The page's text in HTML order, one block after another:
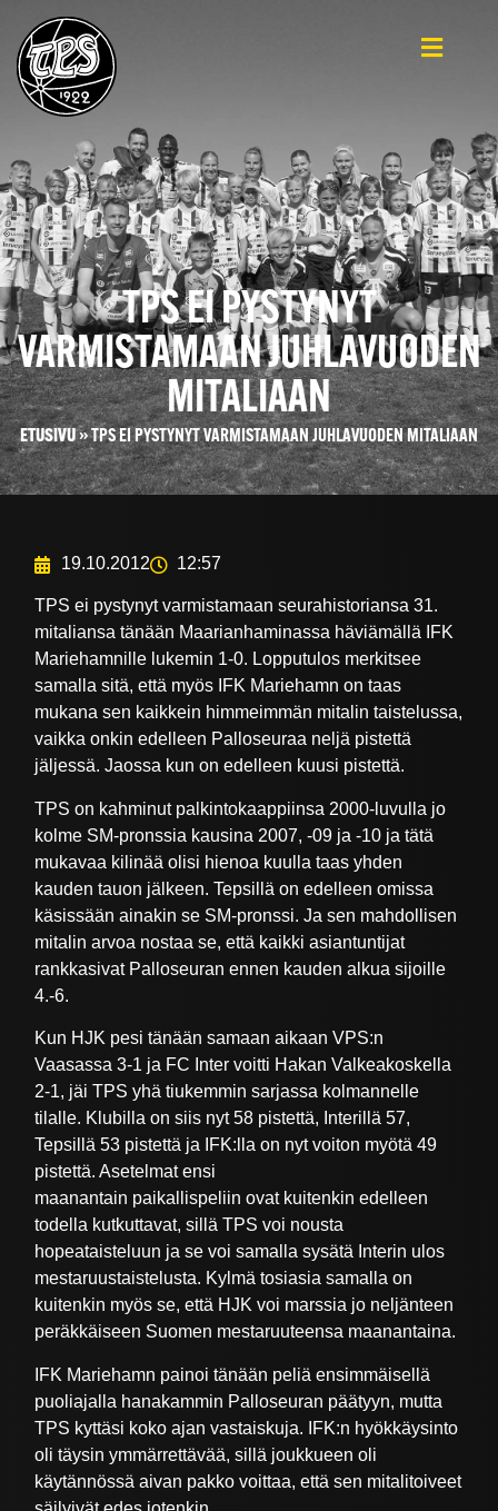
TPS EI PYSTYNYT
VARMISTAMAAN JUHLAVUODEN
MITALIAAN
ETUSIVU»TPS EI PYSTYNYT VARMISTAMAAN JUHLAVUODEN MITALIAAN
19.10.2012 12:57
TPS ei pystynyt varmistamaan seurahistoriansa 31.
mitaliansa tänään Maarianhaminassa häviämällä IFK
Mariehamnille lukemin 1-0. Lopputulos merkitsee
samalla sitä, että myös IFK Mariehamn on taas
mukana sen kaikkein himmeimmän mitalin taistelussa,
vaikka onkin edelleen Palloseuraa neljä pistettä
jäljessä. Jaossa kun on edelleen kuusi pistettä.
TPS on kahminut palkintokaappiinsa 2000-luvulla jo
kolme SM-pronssia kausina 2007, -09 ja -10 ja tätä
mukavaa kilinää olisi hienoa kuulla taas yhden
kauden tauon jälkeen. Tepsillä on edelleen omissa
käsissään ainakin se SM-pronssi. Ja sen mahdollisen
mitalin arvoa nostaa se, että kaikki asiantuntijat
rankkasivat Palloseuran ennen kauden alkua sijoille
4.-6.
Kun HJK pesi tänään samaan aikaan VPS:n
Vaasassa 3-1 ja FC Inter voitti Hakan Valkeakoskella
2-1, jäi TPS yhä tiukemmin sarjassa kolmannelle
tilalle. Klubilla on siis nyt 58 pistettä, Interillä 57,
Tepsillä 53 pistettä ja IFK:lla on nyt voiton myötä 49
pistettä. Asetelmat ensi
maanantain paikallispeliin ovat kuitenkin edelleen
todella kutkuttavat, sillä TPS voi nousta
hopeataisteluun ja se voi samalla sysätä Interin ulos
mestaruustaistelusta. Kylmä tosiasia samalla on
kuitenkin myös se, että HJK voi marssia jo neljänteen
peräkkäiseen Suomen mestaruuteensa maanantaina.
IFK Mariehamn painoi tänään peliä ensimmäisellä
puoliajalla hanakammin Palloseuran päätyyn, mutta
TPS kyttäsi koko ajan vastaiskuja. IFK:n hyökkäysinto
oli täysin ymmärrettävää, sillä joukkueen oli
käytännössä aivan pakko voittaa, että sen mitalitoiveet